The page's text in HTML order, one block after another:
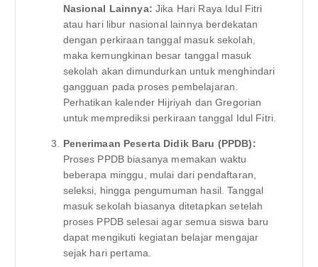
Nasional Lainnya: Jika Hari Raya Idul Fitri
atau hari libur nasional lainnya berdekatan
dengan perkiraan tanggal masuk sekolah,
maka kemungkinan besar tanggal masuk
sekolah akan dimundurkan untuk menghindari
gangguan pada proses pembelajaran.
Perhatikan kalender Hijriyah dan Gregorian
untuk memprediksi perkiraan tanggal Idul Fitri.
Penerimaan Peserta Didik Baru (PPDB):
Proses PPDB biasanya memakan waktu
beberapa minggu, mulai dari pendaftaran,
seleksi, hingga pengumuman hasil. Tanggal
masuk sekolah biasanya ditetapkan setelah
proses PPDB selesai agar semua siswa baru
dapat mengikuti kegiatan belajar mengajar
sejak hari pertama.